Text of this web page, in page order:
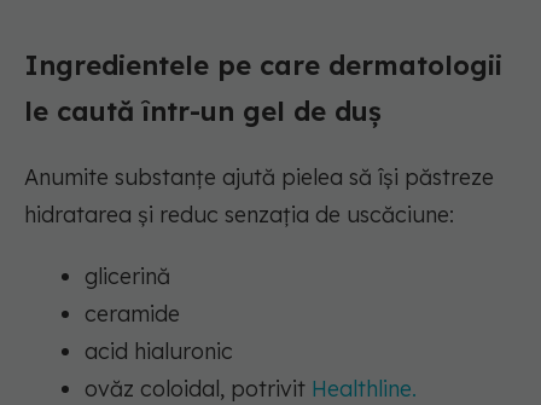
Ingredientele pe care dermatologii
le caută într-un gel de duș
Anumite substanțe ajută pielea să își păstreze
hidratarea și reduc senzația de uscăciune:
glicerină
ceramide
acid hialuronic
ovăz coloidal, potrivit Healthline.